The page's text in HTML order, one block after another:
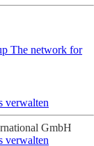
The network for
verwalten
GmbH
verwalten